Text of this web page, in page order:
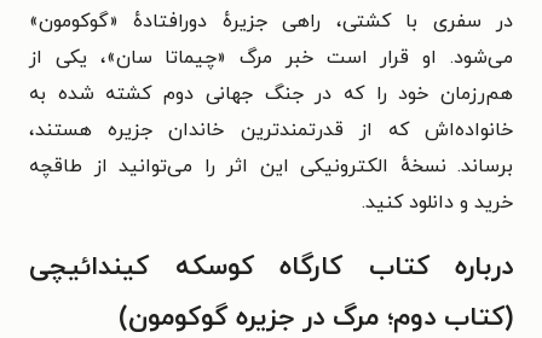
در سفری با کشتی، راهی جزیرهٔ دورافتادهٔ «گوکومون»
می‌شود. او قرار است خبر مرگ «چیماتا سان»، یکی از
هم‌رزمان خود را که در جنگ جهانی دوم کشته شده به
خانواده‌اش که از قدرتمندترین خاندان جزیره هستند،
برساند. نسخهٔ الکترونیکی این اثر را می‌توانید از طاقچه
خرید و دانلود کنید.
درباره کتاب کارگاه کوسکه کیندائیچی
(کتاب دوم؛ مرگ در جزیره گوکومون)